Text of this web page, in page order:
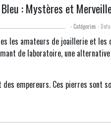
: Mystères et
- Catégories :
les amateurs de joaillerie et
de laboratoire, une
empereurs. Ces pierres